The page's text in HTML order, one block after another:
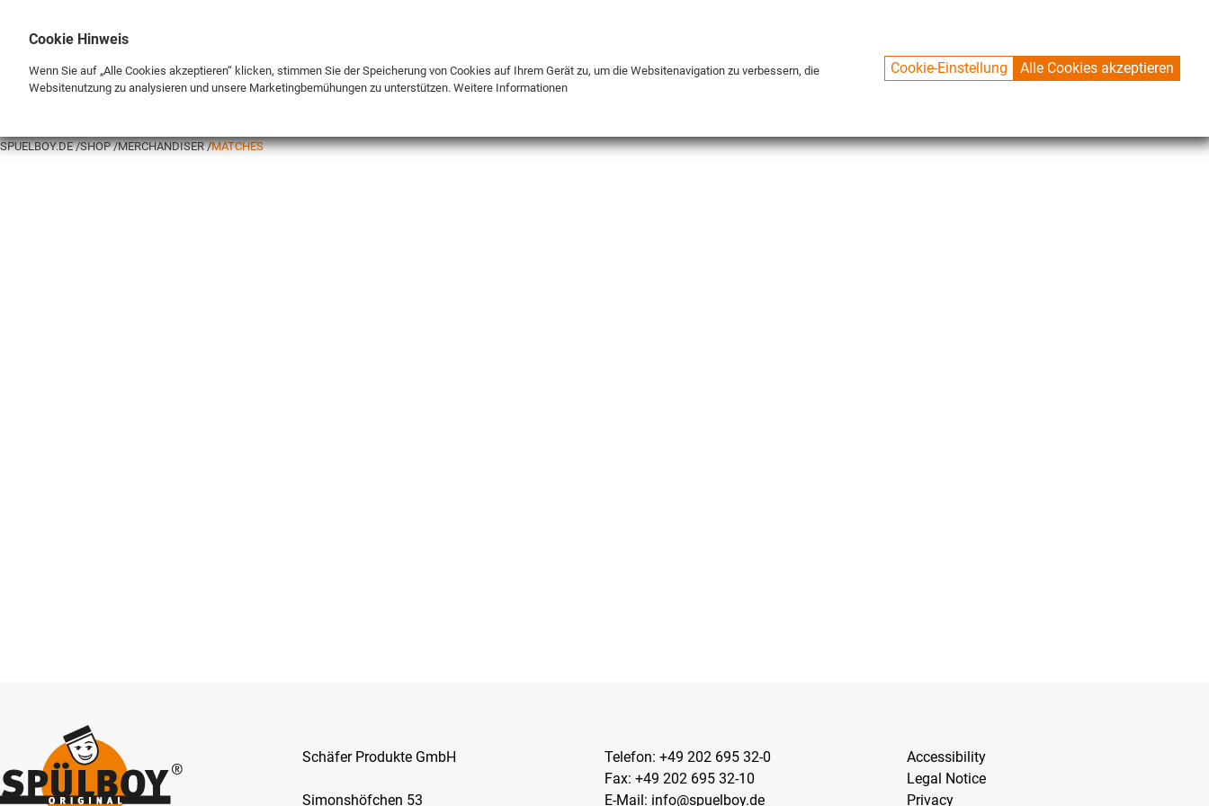
SPUELBOY.DE SHOP MERCHANDISER MATCHES
Schäfer Produkte GmbH
Simonshöfchen 53
Telefon: +49 202 695 32-0
Fax: +49 202 695 32-10
E-Mail: info@spuelboy.de
Accessibility
Legal Notice
Privacy
Cookie Hinweis
Wenn Sie auf „Alle Cookies akzeptieren“ klicken, stimmen Sie der Speicherung von Cookies auf Ihrem Gerät zu, um die Websitenavigation zu verbessern, die
Websitenutzung zu analysieren und unsere Marketingbemühungen zu unterstützen. Weitere Informationen
Cookie-Einstellung Alle Cookies akzeptieren